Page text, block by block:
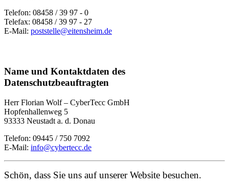
Telefon: 08458 / 39 97 - 0
Telefax: 08458 / 39 97 - 27
E-Mail: poststelle@eitensheim.de
Name und Kontaktdaten des
Datenschutzbeauftragten
Herr Florian Wolf – CyberTecc GmbH
Hopfenhallenweg 5
93333 Neustadt a. d. Donau
Telefon: 09445 / 750 7092
E-Mail: info@cybertecc.de
Schön, dass Sie uns auf unserer Website besuchen.